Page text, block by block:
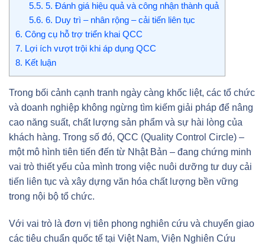
5.5. 5. Đánh giá hiệu quả và công nhận thành quả
5.6. 6. Duy trì – nhân rộng – cải tiến liên tục
6. Công cụ hỗ trợ triển khai QCC
7. Lợi ích vượt trội khi áp dụng QCC
8. Kết luận
Trong bối cảnh cạnh tranh ngày càng khốc liệt, các tổ chức
và doanh nghiệp không ngừng tìm kiếm giải pháp để nâng
cao năng suất, chất lượng sản phẩm và sự hài lòng của
khách hàng. Trong số đó, QCC (Quality Control Circle) –
một mô hình tiên tiến đến từ Nhật Bản – đang chứng minh
vai trò thiết yếu của mình trong việc nuôi dưỡng tư duy cải
tiến liên tục và xây dựng văn hóa chất lượng bền vững
trong nội bộ tổ chức.
Với vai trò là đơn vị tiên phong nghiên cứu và chuyển giao
các tiêu chuẩn quốc tế tại Việt Nam, Viện Nghiên Cứu